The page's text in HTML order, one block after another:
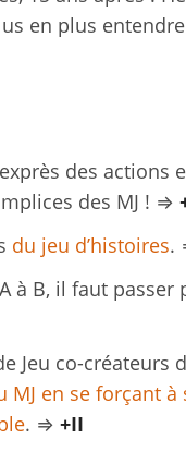
en plus
des actions
des MJ ! ⇒
du jeu d’histoires.
à B, il faut
Jeu co-créateurs
en se forçant
. ⇒ +II